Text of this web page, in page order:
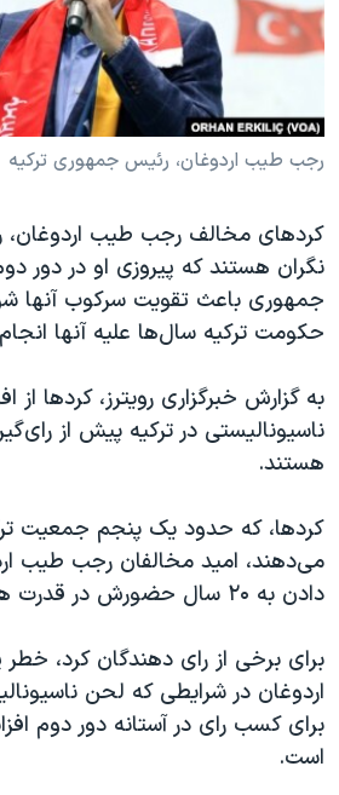
فرهنگ و زندگی
حقوق شهروندی
علم و فناوری
گالری عکس
آرشیو پخش زنده
مستندها
انتخابات ریاست جمهوری آمریکا ۲۰۲۴
حمله جمهوری اسلامی به اسرائیل
رمز مهسا
اعتراضات زن، زندگی، آزادی
مجموعه مستندهای دادخواهی
تریبونال مردمی آبان ۹۸
چهل سال گروگان‌گیری
قانون شفافیت دارائی کادر رهبری ایران
اسرائیل در جنگ
نرگس محمدی برنده جایزه نوبل صلح
صفحه‌های ویژه
سفر پرزیدنت ترامپ به چین
دنبال کنید
رجب طیب اردوغان، رئیس جمهوری ترکیه
کردهای مخالف رجب طیب اردوغان،
نگران هستند که پیروزی او در دور
جمهوری باعث تقویت سرکوب آنها
حکومت ترکیه سال‌ها علیه آنها
به گزارش خبرگزاری رویترز، کردها از
ناسیونالیستی در ترکیه پیش از
هستند.
کردها، که حدود یک پنجم جمعیت
می‌دهند، امید مخالفان رجب طیب
دادن به ۲۰ سال حضورش در قدرت هستند.
برای برخی از رای دهندگان کرد،
اردوغان در شرایطی که لحن
برای کسب رای در آستانه دور دوم
است.